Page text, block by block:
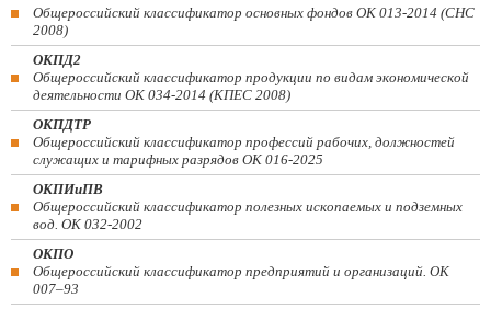
Общероссийский классификатор основных фондов ОК 013-2014 (СНС
2008)
ОКПД2
Общероссийский классификатор продукции по видам экономической
деятельности ОК 034-2014 (КПЕС 2008)
ОКПДТР
Общероссийский классификатор профессий рабочих, должностей
служащих и тарифных разрядов ОК 016-2025
ОКПИиПВ
Общероссийский классификатор полезных ископаемых и подземных
вод. ОК 032-2002
ОКПО
Общероссийский классификатор предприятий и организаций. ОК
007–93